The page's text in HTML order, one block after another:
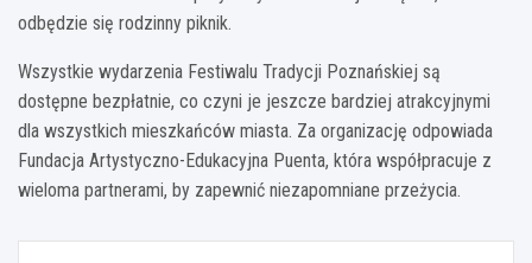
odbędzie się rodzinny piknik.
Wszystkie wydarzenia Festiwalu Tradycji Poznańskiej są
dostępne bezpłatnie, co czyni je jeszcze bardziej atrakcyjnymi
dla wszystkich mieszkańców miasta. Za organizację odpowiada
Fundacja Artystyczno-Edukacyjna Puenta, która współpracuje z
wieloma partnerami, by zapewnić niezapomniane przeżycia.